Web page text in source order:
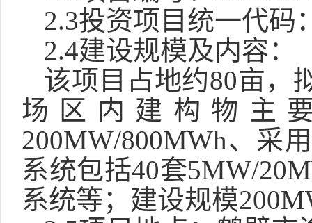
2.3投资项目统一代码
2.4建设规模及内容：
该项目占地约80亩，
场区内建构物主
200MW/800MWh、采
系统包括40套5MW/
系统等；建设规模